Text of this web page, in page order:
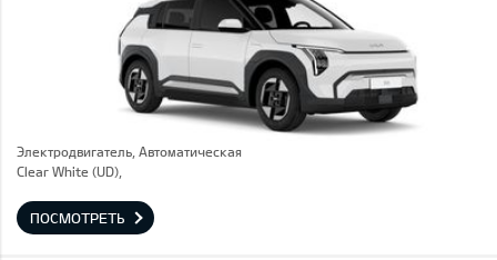
Электродвигатель, Автоматическая
Clear White (UD),
ПОСМОТРЕТЬ